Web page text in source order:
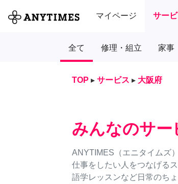
マイページ サー
全て 修理・組立 家事
TOP ▸ サービス ▸ 大阪府
みんなのサー
ANYTIMES（エニタイムズ
仕事をしたい人をつなげる
語学レッスンなど日常のち